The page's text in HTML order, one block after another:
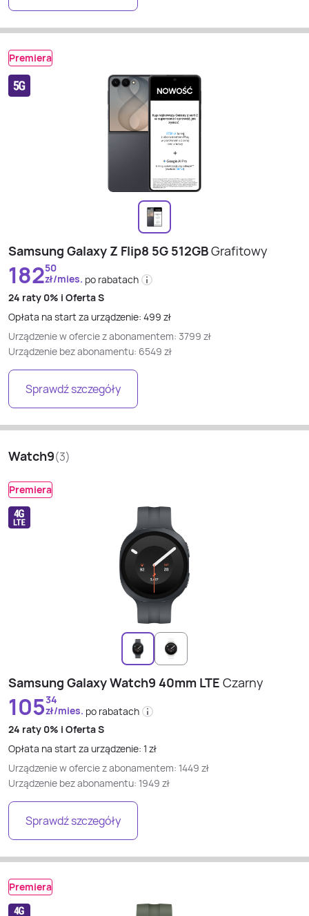
Premiera
Samsung Galaxy Z Flip8 5G 512GBGrafitowy
18250
zł/mies. po rabatach
24 raty 0% i Oferta S
Opłata na start za urządzenie: 499 zł
Urządzenie w ofercie z abonamentem: 3799 zł
Urządzenie bez abonamentu: 6549 zł
Sprawdź szczegóły
Watch9(3)
Premiera
Samsung Galaxy Watch9 40mm LTE Czarny
10534
zł/mies. po rabatach
24 raty 0% i Oferta S
Opłata na start za urządzenie: 1 zł
Urządzenie w ofercie z abonamentem: 1449 zł
Urządzenie bez abonamentu: 1949 zł
Sprawdź szczegóły
Premiera